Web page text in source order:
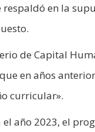
respaldó en la
de Capital
en años
curricular».
el año 2023, el